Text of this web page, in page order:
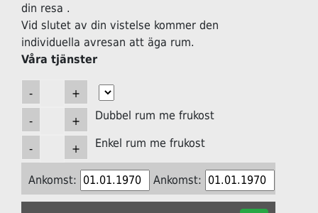
din resa .
Vid slutet av din vistelse kommer den
individuella avresan att äga rum.
Våra tjänster
Dubbel rum me frukost
Enkel rum me frukost
Ankomst: Ankomst: